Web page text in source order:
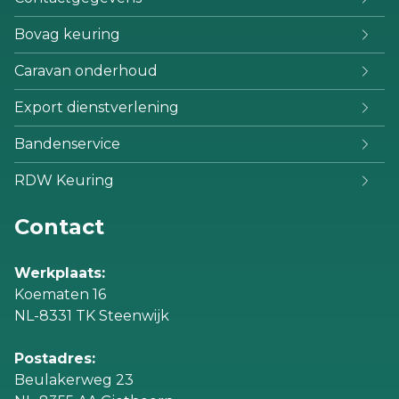
Bovag keuring
Caravan onderhoud
Export dienstverlening
Bandenservice
RDW Keuring
Contact
Werkplaats:
Koematen 16
NL-8331 TK Steenwijk
Postadres:
Beulakerweg 23